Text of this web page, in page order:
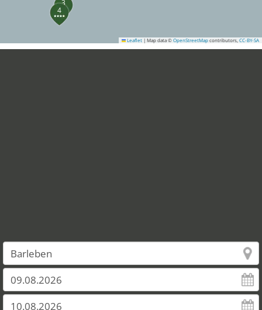
3
4
Leaflet | Map data © OpenStreetMap contributors, CC-BY-SA